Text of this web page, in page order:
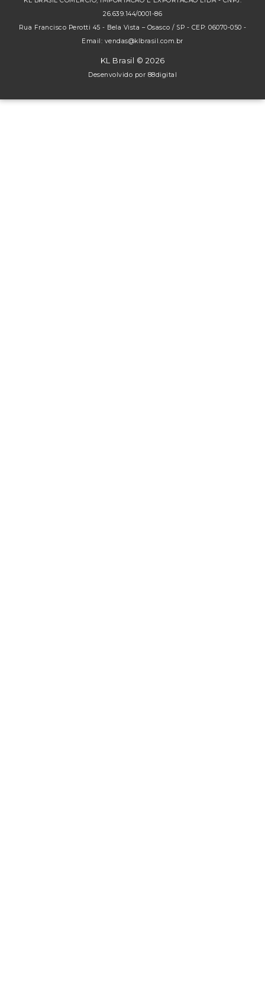
26.639.144/0001-86
Rua Francisco Perotti 45 - Bela Vista – Osasco / SP - CEP: 06070-050 -
Email: vendas@klbrasil.com.br
KL Brasil © 2026
Desenvolvido por 88digital